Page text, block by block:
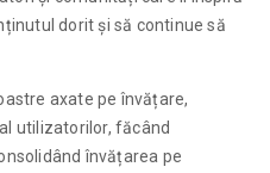
dorit și să continue să
axate pe învățare,
utilizatorilor, făcând
învățarea pe